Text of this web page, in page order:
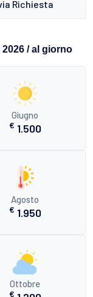
Richiesta
/ al giorno
Giugno
€ 1.500
Agosto
€ 1.950
Ottobre
€